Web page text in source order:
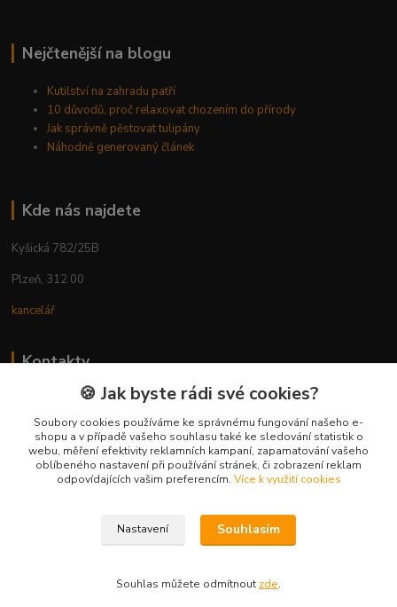
Nejčtenější na blogu
Kutilství na zahradu patří
10 důvodů, proč relaxovat chozením do přírody
Jak správně pěstovat tulipány
Náhodně generovaný článek
Kde nás najdete
Kyšická 782/25B
Plzeň, 312 00
kancelář
Kontakty
Ing. Michal Vaněk
+420 603 332 100
(Po-Pá, 10-17 hod.)
info@vyhodnynakup.eu
🍪 Jak byste rádi své cookies?
Soubory cookies používáme ke správnému fungování našeho e-
shopu a v případě vašeho souhlasu také ke sledování statistik o
webu, měření efektivity reklamních kampaní, zapamatování vašeho
oblíbeného nastavení při používání stránek, či zobrazení reklam
odpovídajících vašim preferencím. Více k využití cookies
Nastavení Souhlasím
Souhlas můžete odmítnout zde.